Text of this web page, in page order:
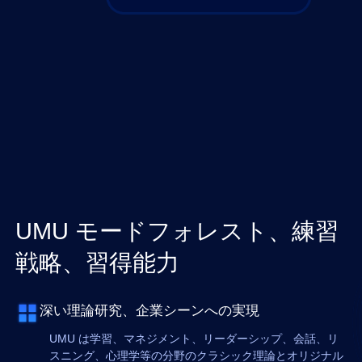
UMU モードフォレスト、練習
戦略、習得能力
深い理論研究、企業シーンへの実現
UMU は学習、マネジメント、リーダーシップ、会話、リ
スニング、心理学等の分野のクラシック理論とオリジナル